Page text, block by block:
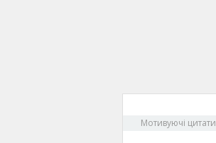
Мотивуючі цитати